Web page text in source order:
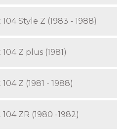
Style Z (1983 - 1988)
Z plus (1981)
Z (1981 - 1988)
ZR (1980 -1982)